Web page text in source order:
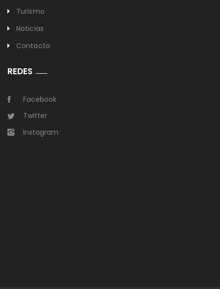
Turismo
Noticias
Contacto
REDES
Facebook
Twitter
Instagram